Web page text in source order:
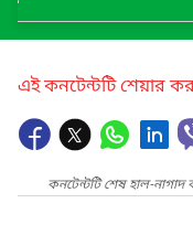
এই কনটেন্টটি শেয়ার
কনটেন্টটি শেষ হাল-